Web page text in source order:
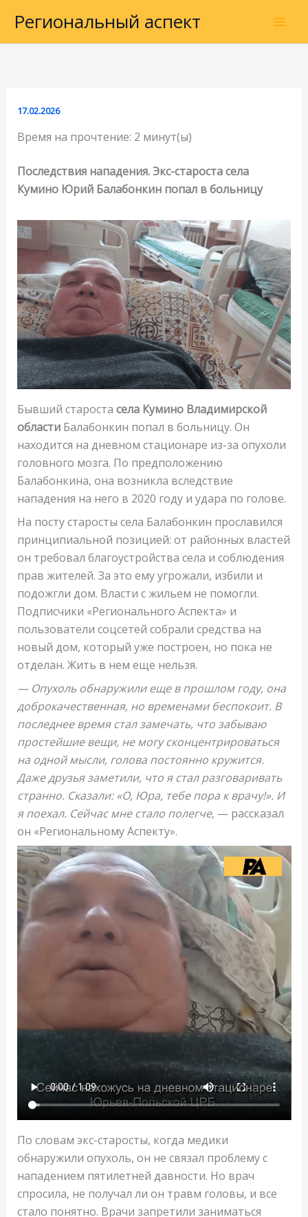
содержимому
Региональный аспект
17.02.2026
Время на прочтение: 2 минут(ы)
Последствия нападения. Экс-староста села
Кумино Юрий Балабонкин попал в больницу
Бывший староста села Кумино Владимирской
областиБалабонкин попал в больницу. Он
находится на дневном стационаре из-за опухоли
головного мозга. По предположению
Балабонкина, она возникла вследствие
нападения на него в 2020 году и удара по голове.
На посту старосты села Балабонкин прославился
принципиальной позицией: от районных властей
он требовал благоустройства села и соблюдения
прав жителей. За это ему угрожали, избили и
подожгли дом. Власти с жильем не помогли.
Подписчики «Регионального Аспекта» и
пользователи соцсетей собрали средства на
новый дом, который уже построен, но пока не
отделан. Жить в нем еще нельзя.
— Опухоль обнаружили еще в прошлом году, она
доброкачественная, но временами беспокоит. В
последнее время стал замечать, что забываю
простейшие вещи, не могу сконцентрироваться
на одной мысли, голова постоянно кружится.
Даже друзья заметили, что я стал разговаривать
странно. Сказали: «О, Юра, тебе пора к врачу!». И
я поехал. Сейчас мне стало полегче, — рассказал
он «Региональному Аспекту».
По словам экс-старосты, когда медики
обнаружили опухоль, он не связал проблему с
нападением пятилетней давности. Но врач
спросила, не получал ли он травм головы, и все
стало понятно. Врачи запретили заниматься